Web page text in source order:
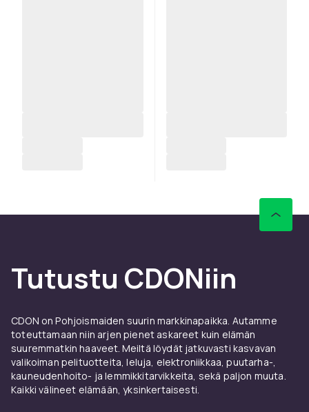
Tutustu CDONiin
CDON on Pohjoismaiden suurin markkinapaikka. Autamme
toteuttamaan niin arjen pienet askareet kuin elämän
suuremmatkin haaveet. Meiltä löydät jatkuvasti kasvavan
valikoiman pelituotteita, leluja, elektroniikkaa, puutarha-,
kauneudenhoito- ja lemmikkitarvikkeita, sekä paljon muuta.
Kaikki välineet elämään, yksinkertaisesti.